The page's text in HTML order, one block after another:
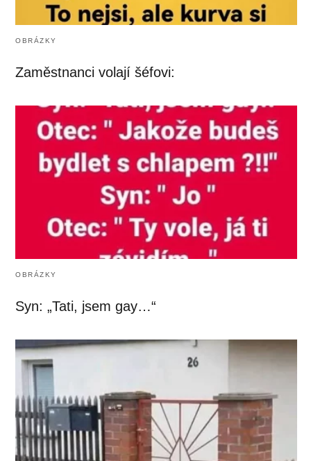
OBRÁZKY
Zaměstnanci volají šéfovi:
OBRÁZKY
Syn: „Tati, jsem gay…“